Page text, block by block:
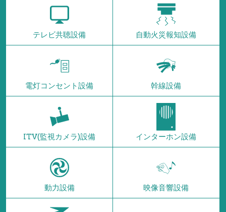
テレビ共聴設備 自動火災報知設備
電灯コンセント設備 幹線設備
ITV(監視カメラ)設備 インターホン設備
動力設備 映像音響設備